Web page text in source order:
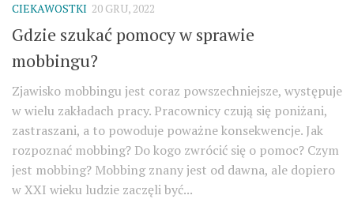
CIEKAWOSTKI 20 GRU, 2022
Gdzie szukać pomocy w sprawie
mobbingu?
Zjawisko mobbingu jest coraz powszechniejsze, występuje
w wielu zakładach pracy. Pracownicy czują się poniżani,
zastraszani, a to powoduje poważne konsekwencje. Jak
rozpoznać mobbing? Do kogo zwrócić się o pomoc? Czym
jest mobbing? Mobbing znany jest od dawna, ale dopiero
w XXI wieku ludzie zaczęli być...